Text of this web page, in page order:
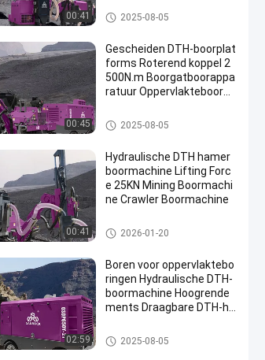
00:41 DTH-Boringsmachine
2025-08-05
00:45
Gescheiden DTH-boorplat
forms Roterend koppel 2
500N.m Boorgatboorappa
ratuur Oppervlakteboorpl
DTH-Boringsmachine
2025-08-05
00:41
Hydraulische DTH hamer
boormachine Lifting Forc
e 25KN Mining Boormachi
ne Crawler Boormachine
DTH-Boringsmachine
2026-01-20
02:59
Boren voor oppervlaktebo
ringen Hydraulische DTH-
boormachine Hoogrende
ments Draagbare DTH-ha
DTH-Boringsmachine
2025-08-05